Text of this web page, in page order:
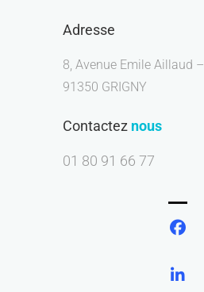
Adresse
8, Avenue Emile Aillaud –
91350 GRIGNY
Contactez nous
01 80 91 66 77